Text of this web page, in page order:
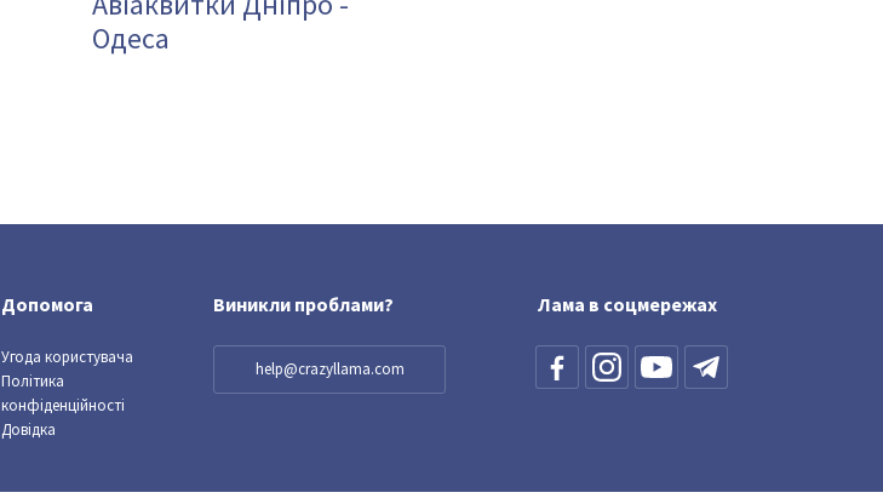
Одеса
Допомога
Угода користувача
Політика
конфіденційності
Довідка
Виникли проблами?
help@crazyllama.com
Лама в соцмережах